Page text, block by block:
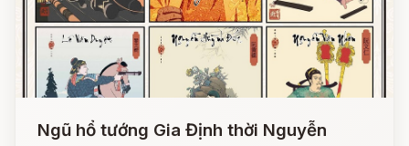
Ngũ hổ tướng Gia Định thời Nguyễn